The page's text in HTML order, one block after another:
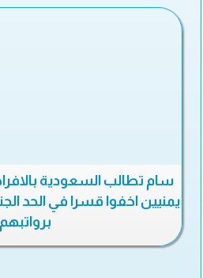
سام تطالب السعودية
يمنيين اخفوا قسرا في الحد
برواتبهم